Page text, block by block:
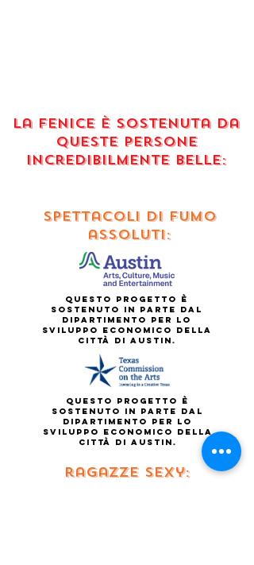
La Fenice è sostenuta da
queste persone
incredibilmente belle:
spettacoli di fumo
assoluti:
Questo progetto è
sostenuto in parte dal
Dipartimento per lo
sviluppo economico della
città di Austin.
Questo progetto è
sostenuto in parte dal
Dipartimento per lo
sviluppo economico della
città di Austin.
ragazze sexy: